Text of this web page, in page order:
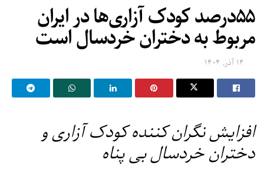
۵۵درصد کودک آزاری‌ها در ایران
مربوط به دختران خردسال است
۱۴ آذر, ۱۴۰۴
افزایش نگران کننده کودک آزاری و
دختران خردسال بی پناه